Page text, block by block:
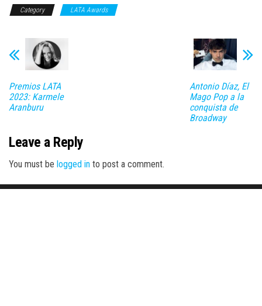
Category LATA Awards
Premios LATA
2023: Karmele
Aranburu
Antonio Díaz, El
Mago Pop a la
conquista de
Broadway
Leave a Reply
You must be logged in to post a comment.